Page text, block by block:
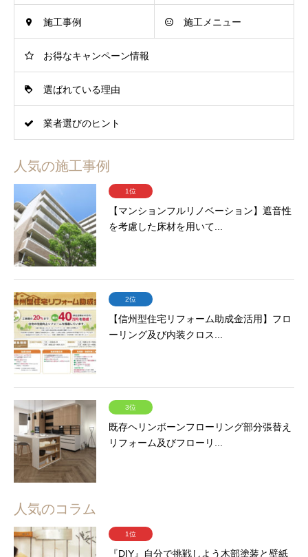
施工事例 施工メニュー
お得なキャンペーン情報
選ばれている理由
業者選びのヒント
人気の施工事例
1位
【マンションフルリノベーション】遮音性
を考慮した床材を用いて...
2位
【信州型住宅リフォーム助成金活用】フロ
ーリング及び内装クロス...
3位
既存ヘリンボーンフローリング部分張替え
リフォーム及びフローリ...
人気のコラム
1位
『DIY』自分で挑戦しよう木部塗装と壁紙